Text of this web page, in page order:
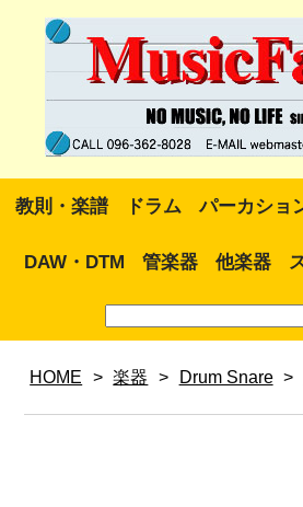
教則・楽譜 ドラム パーカショ
DAW・DTM 管楽器 他楽器
HOME > 楽器 > Drum Snare >